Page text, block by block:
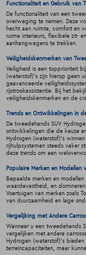
Functionaliteit en Gebruik van
De functionaliteit van een
overweging te nemen. Deze
hecht aan ruimte, comfort en
ruime interieurs, flexibele zit-
aanhangwagens te trekken.
Veiligheidskenmerken van
Veiligheid is een topprioriteit
(waterstof)'s zijn hierop geen
geavanceerde
rijstrookassistentie. Bij het
veiligheidskenmerken en de
Trends en Ontwikkelingen in
De tweedehands SUV
ontwikkelingen die de keuze
Hydrogen (waterstof)'s
rijhulpsystemen steeds vaker
deze trends om een
Populaire Merken en
Bepaalde merken en
waardevastheid, en
Voertuigen van merken zoals
van duurzaamheid en lage
Vergelijking met Andere
Wanneer u een tweedehands
vergelijken met andere
Hydrogen (waterstof)'s
terreincapaciteiten, maar